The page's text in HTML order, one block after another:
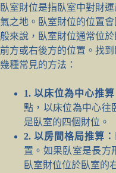
臥室財位是指臥室中對財
氣之地。臥室財位的位置
般來說，臥室財位通常位
前方或右後方的位置。找
幾種常見的方法：
1. 以床位為中心推算
點，以床位為中心往
是臥室的四個財位。
2. 以房間格局推算：
置。如果臥室是長方
臥室財位位於臥室的